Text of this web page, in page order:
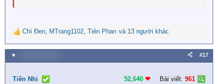
R
e
a
c
i
Chì Đen, MTrang1102, Tiên Phan và 13 người khác
★ #17
Tiên Nhi 52,640 ❤︎ Bài viết: 961